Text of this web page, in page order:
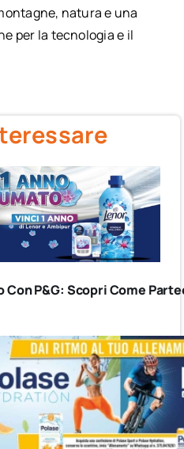
natura e una
per la tecnologia e il
P&G: Scopri Come